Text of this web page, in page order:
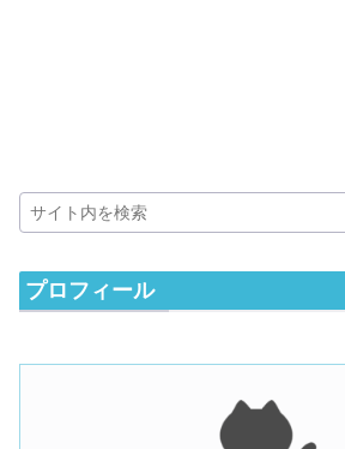
プロフィール